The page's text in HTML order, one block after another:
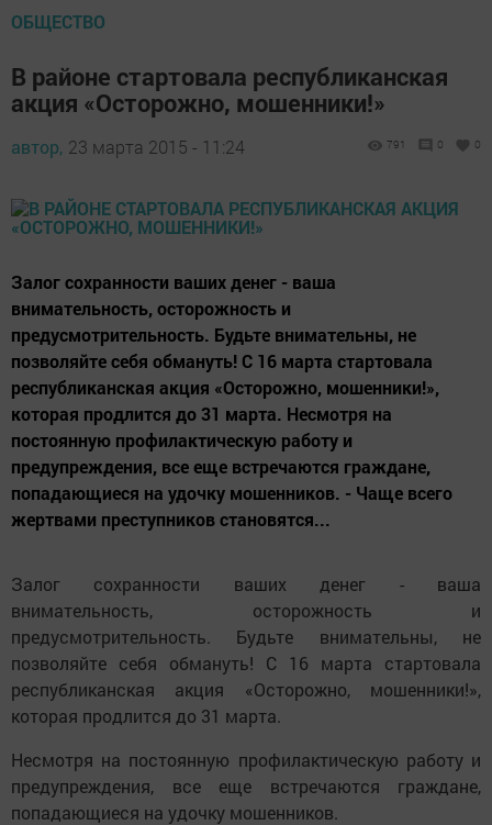
ОБЩЕСТВО
В районе стартовала республиканская
акция «Осторожно, мошенники!»
автор, 23 марта 2015 - 11:24 791 0 0
Залог сохранности ваших денег - ваша
внимательность, осторожность и
предусмотрительность. Будьте внимательны, не
позволяйте себя обмануть! С 16 марта стартовала
республиканская акция «Осторожно, мошенники!»,
которая продлится до 31 марта. Несмотря на
постоянную профилактическую работу и
предупреждения, все еще встречаются граждане,
попадающиеся на удочку мошенников. - Чаще всего
жертвами преступников становятся...
Залог сохранности ваших денег - ваша
внимательность, осторожность и
предусмотрительность. Будьте внимательны, не
позволяйте себя обмануть! С 16 марта стартовала
республиканская акция «Осторожно, мошенники!»,
которая продлится до 31 марта.
Несмотря на постоянную профилактическую работу и
предупреждения, все еще встречаются граждане,
попадающиеся на удочку мошенников.